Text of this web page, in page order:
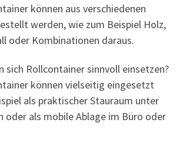
können aus verschiedenen
werden, wie zum Beispiel Holz,
oder Kombinationen daraus.
sich Rollcontainer sinnvoll einsetzen?
können vielseitig eingesetzt
als praktischer Stauraum unter
oder als mobile Ablage im Büro oder